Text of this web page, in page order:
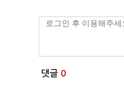
댓글 0